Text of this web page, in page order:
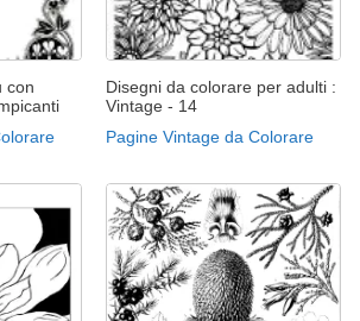
con
Disegni da colorare per adulti :
Vintage - 14
Pagine Vintage da Colorare